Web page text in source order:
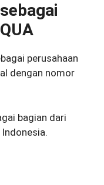
perusahaan
dengan nomor
bagian dari